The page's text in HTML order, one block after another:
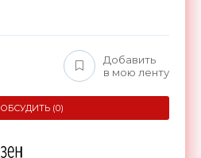
Добавить
в мою ленту
ОБСУДИТЬ (0)